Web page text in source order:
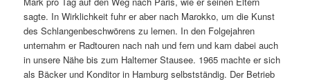
sagte. In Wirklichkeit fuhr er aber nach Marokko, um die Kunst
des Schlangenbeschwörens zu lernen. In den Folgejahren
unternahm er Radtouren nach nah und fern und kam dabei auch
in unsere Nähe bis zum Halterner Stausee. 1965 machte er sich
als Bäcker und Konditor in Hamburg selbstständig. Der Betrieb